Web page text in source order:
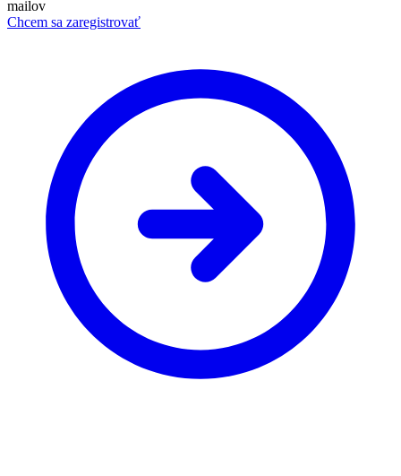
mailov
Chcem sa zaregistrovať